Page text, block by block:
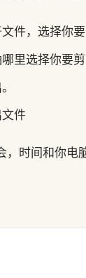
件，选择你
里选择你要剪
件
时间和你电